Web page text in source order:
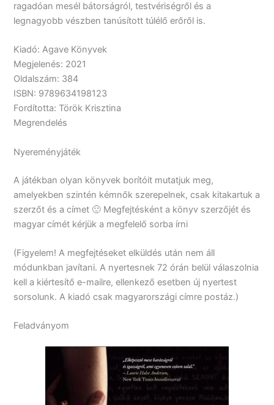
ragadóan mesél bátorságról, testvériségről és a
legnagyobb vészben tanúsított túlélő erőről is.
Kiadó: Agave Könyvek
Megjelenés: 2021
Oldalszám: 384
ISBN: 9789634198123
Fordította: Török Krisztina
Megrendelés
Nyereményjáték
A játékban olyan könyvek borítóit mutatjuk meg,
amelyekben szintén kémnők szerepelnek, csak kitakartuk a
szerzőt és a címet 🙂 Megfejtésként a könyv szerzőjét és
magyar címét kérjük a megfelelő sorba írni
(Figyelem! A megfejtéseket elküldés után nem áll
módunkban javítani. A nyertesnek 72 órán belül válaszolnia
kell a kiértesítő e-mailre, ellenkező esetben új nyertest
sorsolunk. A kiadó csak magyarországi címre postáz.)
Feladványom